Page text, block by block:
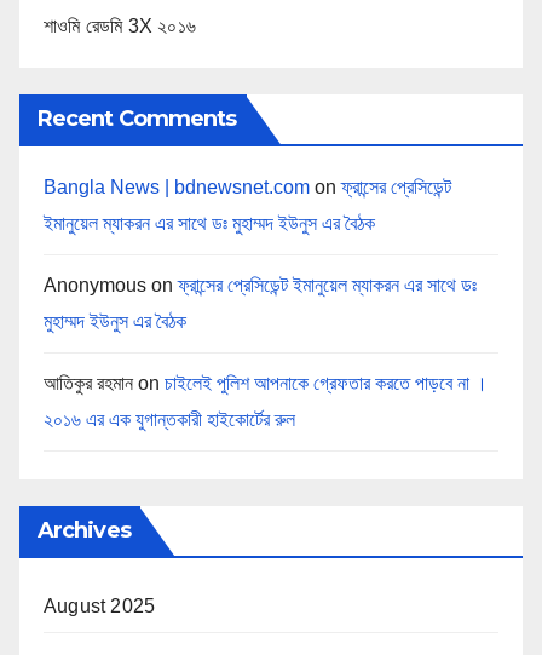
শাওমি রেডমি 3X ২০১৬
Recent Comments
Bangla News | bdnewsnet.com onফ্রান্সের প্রেসিডেন্ট
ইমানুয়েল ম্যাকরন এর সাথে ডঃ মুহাম্মদ ইউনুস এর বৈঠক
Anonymous onফ্রান্সের প্রেসিডেন্ট ইমানুয়েল ম্যাকরন এর সাথে ডঃ
মুহাম্মদ ইউনুস এর বৈঠক
আতিকুর রহমান on চাইলেই পুলিশ আপনাকে গ্রেফতার করতে পাড়বে না ।
২০১৬ এর এক যুগান্তকারী হাইকোর্টের রুল
Archives
August 2025